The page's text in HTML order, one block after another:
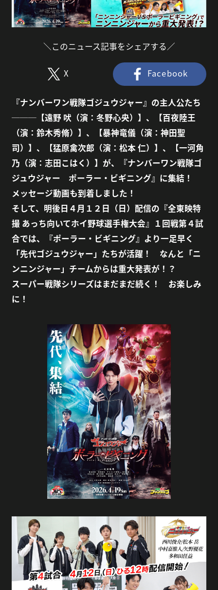
＼このニュース記事をシェアする／
X Facebook
『ナンバーワン戦隊ゴジュウジャー』の主人公たち
───【遠野 吠（演：冬野心央）】、【百夜陸王
（演：鈴木秀脩）】、【暴神竜儀（演：神田聖
司）】、【猛原禽次郎（演：松本 仁）】、【一河角
乃（演：志田こはく）】が、『ナンバーワン戦隊ゴ
ジュウジャー ポーラー・ビギニング』に集結！
メッセージ動画も到着しました！
そして、明後日４月１２日（日）配信の『全東映特
撮 あっち向いてホイ野球選手権大会』１回戦第４試
合では、『ポーラー・ビギニング』より一足早く
「先代ゴジュウジャー」たちが活躍！ なんと「ニ
ンニンジャー」チームからは重大発表が！？
スーパー戦隊シリーズはまだまだ続く！ お楽しみ
に！